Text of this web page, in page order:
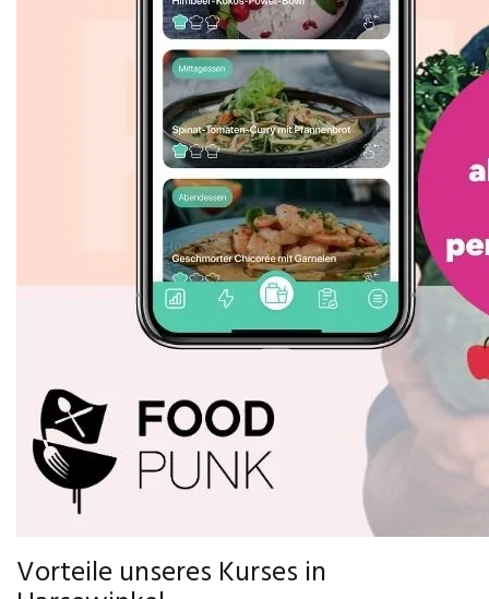
Vorteile unseres Kurses in